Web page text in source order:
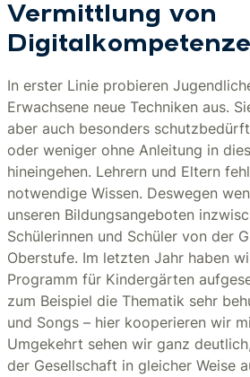
Vermittlung von
In erster Linie probieren
Erwachsene neue Techniken aus.
aber auch besonders
oder weniger ohne Anleitung in
hineingehen. Lehrern und Eltern
notwendige Wissen. Deswegen
unseren Bildungsangeboten
Schülerinnen und Schüler von der
Oberstufe. Im letzten Jahr haben
Programm für Kindergärten
zum Beispiel die Thematik sehr
und Songs – hier kooperieren wir
Umgekehrt sehen wir ganz
der Gesellschaft in gleicher Weise